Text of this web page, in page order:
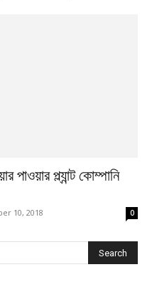
প্ল্যান্ট কোম্পানি
10, 2018 0